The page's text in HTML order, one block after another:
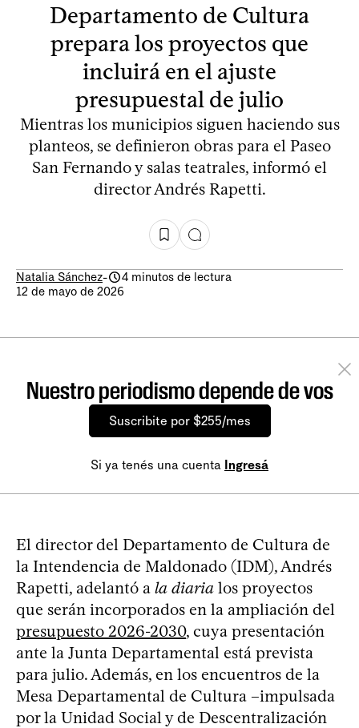
Departamento de Cultura
prepara los proyectos que
incluirá en el ajuste
presupuestal de julio
Mientras los municipios siguen haciendo sus
planteos, se definieron obras para el Paseo
San Fernando y salas teatrales, informó el
director Andrés Rapetti.
Natalia Sánchez-
4 minutos de lectura
12 de mayo de 2026
Nuestro periodismo depende de vos
Suscribite por $255/mes
Si ya tenés una cuenta Ingresá
El director del Departamento de Cultura de
la Intendencia de Maldonado (IDM), Andrés
Rapetti, adelantó a la diaria los proyectos
que serán incorporados en la ampliación del
presupuesto 2026-2030, cuya presentación
ante la Junta Departamental está prevista
para julio. Además, en los encuentros de la
Mesa Departamental de Cultura –impulsada
por la Unidad Social y de Descentralización